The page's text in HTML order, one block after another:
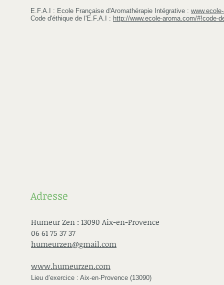
E.F.A.I : Ecole Française d'Aromathérapie Intégrative :
Code d'éthique de l'E.F.A.I : http://www.ecole-aroma.com/#!code-
Adresse
Humeur Zen : 13090 Aix-en-Provence
06 61 75 37 37
humeurzen@gmail.com
www.humeurzen.com
Lieu d’exercice : Aix-en-Provence (13090)